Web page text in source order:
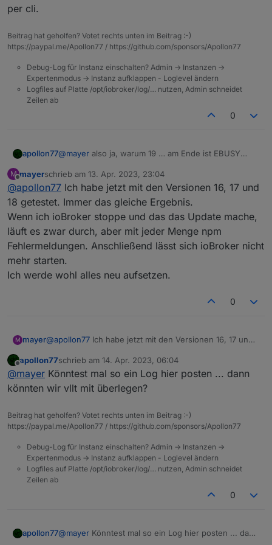
npm notice Run `npm install -g npm@9.6.4` to
npm notice
npm ERR! syscall rename
npm ERR! path
npm ERR! dest
npm ERR! errno -4082
per cli.
Beitrag hat geholfen? Votet rechts unten im Beitrag :-)
https://paypal.me/Apollon77 / https://github.com/sponsors/Apollon77
Debug-Log für Instanz einschalten? Admin -> Instanzen ->
Expertenmodus -> Instanz aufklappen - Loglevel ändern
Logfiles auf Platte /opt/iobroker/log/… nutzen, Admin schneidet
Zeilen ab
0
apollon77@mayer also ja, warum 19 … am Ende ist EBUSY
mal iobroker zu stoppen und das Update dann zu
machen per cli.
M
Offline
mayerschrieb am 13. Apr. 2023, 23:04
zuletzt editiert von
@apollon77 Ich habe jetzt mit den Versionen 16, 17 und
18 getestet. Immer das gleiche Ergebnis.
Wenn ich ioBroker stoppe und das das Update mache,
läuft es zwar durch, aber mit jeder Menge npm
Fehlermeldungen. Anschließend lässt sich ioBroker nicht
mehr starten.
Ich werde wohl alles neu aufsetzen.
0
M mayer@apollon77 Ich habe jetzt mit den Versionen 16, 17 und
Wenn ich ioBroker stoppe und das das Update mache,
läuft es zwar durch, aber mit jeder Menge npm
Fehlermeldungen. Anschließend lässt sich ioBroker
apollon77schrieb am 14. Apr. 2023, 06:04
zuletzt editiert von
@mayer Könntest mal so ein Log hier posten ... dann
könnten wir vllt mit überlegen?
Beitrag hat geholfen? Votet rechts unten im Beitrag :-)
https://paypal.me/Apollon77 / https://github.com/sponsors/Apollon77
Debug-Log für Instanz einschalten? Admin -> Instanzen ->
Expertenmodus -> Instanz aufklappen - Loglevel ändern
Logfiles auf Platte /opt/iobroker/log/… nutzen, Admin schneidet
Zeilen ab
0
apollon77@mayer Könntest mal so ein Log hier posten ... dann